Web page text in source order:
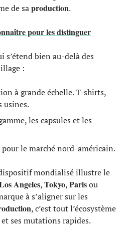
de saproduction.
pour les distinguer
s’étend bien au-delà des
:
à grande échelle. T-shirts,
usines.
les capsules et les
le marché nord-américain.
mondialisé illustre le
Angeles,Tokyo,Parisou
à s’aligner sur les
, c’est tout l’écosystème
ses mutations rapides.